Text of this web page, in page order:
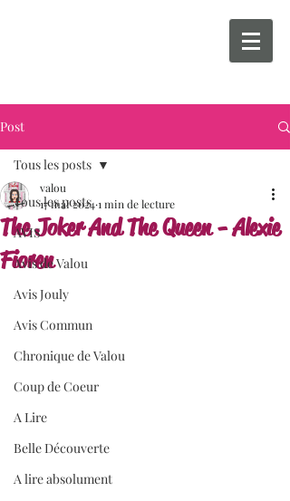
Post
Tous les posts
AVIS
Avis de Valou
Avis Jouly
Avis Commun
Chronique de Valou
Coup de Coeur
A Lire
Belle Découverte
A lire absolument
Tous les posts
The Joker And The Queen - Alexie
Fioren
valou
17 mai 20241 min de lecture